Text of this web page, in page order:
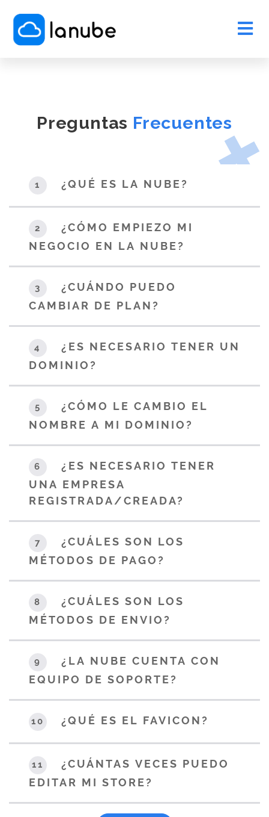
Preguntas Frecuentes
1 ¿QUÉ ES LA NUBE?
2
¿CÓMO EMPIEZO MI
NEGOCIO EN LA NUBE?
3
¿CUÁNDO PUEDO
CAMBIAR DE PLAN?
4
¿ES NECESARIO TENER UN
DOMINIO?
5
¿CÓMO LE CAMBIO EL
NOMBRE A MI DOMINIO?
6
¿ES NECESARIO TENER
UNA EMPRESA
REGISTRADA/CREADA?
7
¿CUÁLES SON LOS
MÉTODOS DE PAGO?
8
¿CUÁLES SON LOS
MÉTODOS DE ENVIO?
9
¿LA NUBE CUENTA CON
EQUIPO DE SOPORTE?
10 ¿QUÉ ES EL FAVICON?
11
¿CUÁNTAS VECES PUEDO
EDITAR MI STORE?